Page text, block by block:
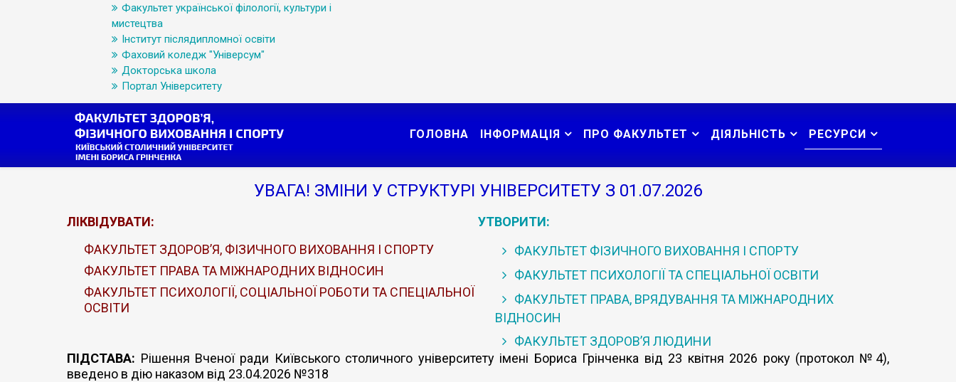
Факультет української філології, культури і
мистецтва
Інститут післядипломної освіти
Фаховий коледж "Універсум"
Докторська школа
Портал Університету
ГОЛОВНА ІНФОРМАЦІЯ ПРО ФАКУЛЬТЕТ ДІЯЛЬНІСТЬ РЕСУРСИ
УВАГА! ЗМІНИ У СТРУКТУРІ УНІВЕРСИТЕТУ З 01.07.2026
ЛІКВІДУВАТИ:
ФАКУЛЬТЕТ ЗДОРОВ’Я, ФІЗИЧНОГО ВИХОВАННЯ І СПОРТУ
ФАКУЛЬТЕТ ПРАВА ТА МІЖНАРОДНИХ ВІДНОСИН
ФАКУЛЬТЕТ ПСИХОЛОГІЇ, СОЦІАЛЬНОЇ РОБОТИ ТА СПЕЦІАЛЬНОЇ
ОСВІТИ
УТВОРИТИ:
ФАКУЛЬТЕТ ФІЗИЧНОГО ВИХОВАННЯ І СПОРТУ
ФАКУЛЬТЕТ ПСИХОЛОГІЇ ТА СПЕЦІАЛЬНОЇ ОСВІТИ
ФАКУЛЬТЕТ ПРАВА, ВРЯДУВАННЯ ТА МІЖНАРОДНИХ
ВІДНОСИН
ФАКУЛЬТЕТ ЗДОРОВ’Я ЛЮДИНИ
ПІДСТАВА: Рішення Вченої ради Київського столичного університету імені Бориса Грінченка від 23 квітня 2026 року (протокол №4),
введено в дію наказом від 23.04.2026 №318